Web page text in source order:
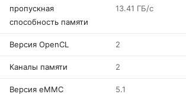
пропускная
способность памяти
13.41 ГБ/с
Версия OpenCL 2
Каналы памяти 2
Версия eMMC 5.1